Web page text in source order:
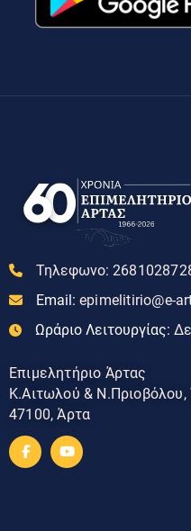
Τηλεφωνο:
Email: epimelitirio@e-
Ωράριο Λειτουργίας:
Επιμελητήριο Άρτας
Κ.Αιτωλού & Ν.Πριοβόλου,
47100, Άρτα